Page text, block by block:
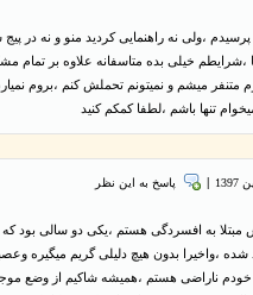
،ولی نه راهنمایی کردید منو و نه در
،شرایطم خیلی بده متاسفانه علاوه بر تمام
میشم و نمیتونم تحملش کنم ،بروم
تنها باشم ،لطفا کمکم کنید
پاسخ به این نظر
به افسردگی هستم ،یکی دو سالی بود که
شده ،و‌اخیرا بدون هیچ دلیلی گریم میگیره
ناراضی هستم ،همیشه شاکیم از وضع